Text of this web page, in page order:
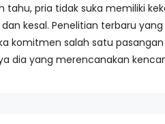
tahu, pria tidak suka memiliki
kesal. Penelitian terbaru
komitmen salah satu
dia yang merencanakan